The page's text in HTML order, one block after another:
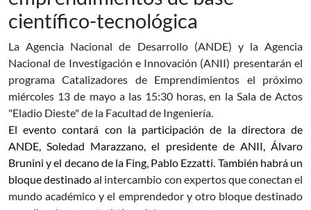
científico-tecnológica
La Agencia Nacional de Desarrollo (ANDE) y la Agencia
Nacional de Investigación e Innovación (ANII) presentarán el
programa Catalizadores de Emprendimientos el próximo
miércoles 13 de mayo a las 15:30 horas, en la Sala de Actos
"Eladio Dieste" de la Facultad de Ingeniería.
El evento contará con la participación de la directora de
ANDE, Soledad Marazzano, el presidente de ANII, Álvaro
Brunini y el decano de la Fing, Pablo Ezzatti. También habrá un
bloque destinadoal intercambio con expertos que conectan el
mundo académico y el emprendedor y otro bloque destinado